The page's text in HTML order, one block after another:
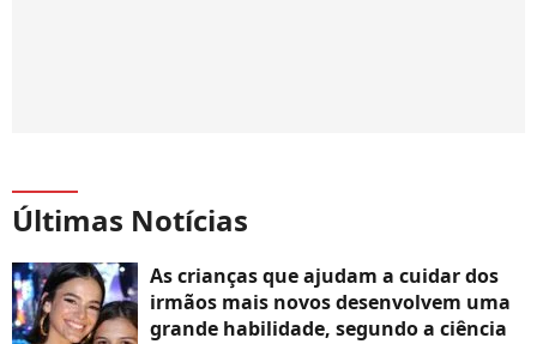
Últimas Notícias
As crianças que ajudam a cuidar dos
irmãos mais novos desenvolvem uma
grande habilidade, segundo a ciência